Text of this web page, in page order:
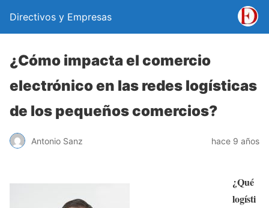
Directivos y Empresas
¿Cómo impacta el comercio
electrónico en las redes logísticas
de los pequeños comercios?
Antonio Sanz hace 9 años
¿Qué
logísti